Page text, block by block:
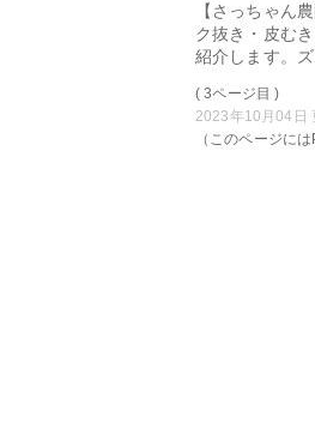
【さっちゃん
ク抜き・皮む
紹介します。
( 3ページ目 )
2023年10月04日
（このページに